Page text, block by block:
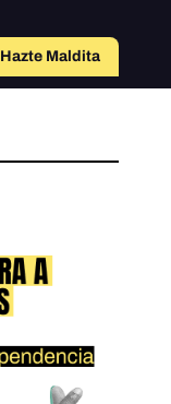
Hazte Maldita